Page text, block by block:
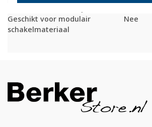
Geschikt voor modulair
schakelmateriaal
Nee